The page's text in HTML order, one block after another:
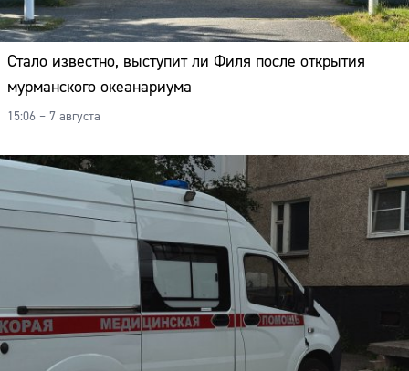
Стало известно, выступит ли Филя после открытия
мурманского океанариума
15:06 – 7 августа